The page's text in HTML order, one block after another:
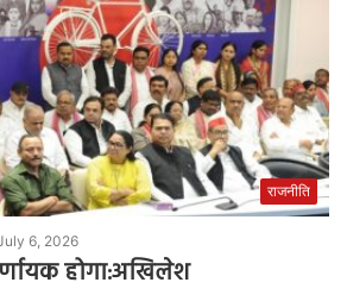
राजनीति
6, 2026
होगा:अखिलेश